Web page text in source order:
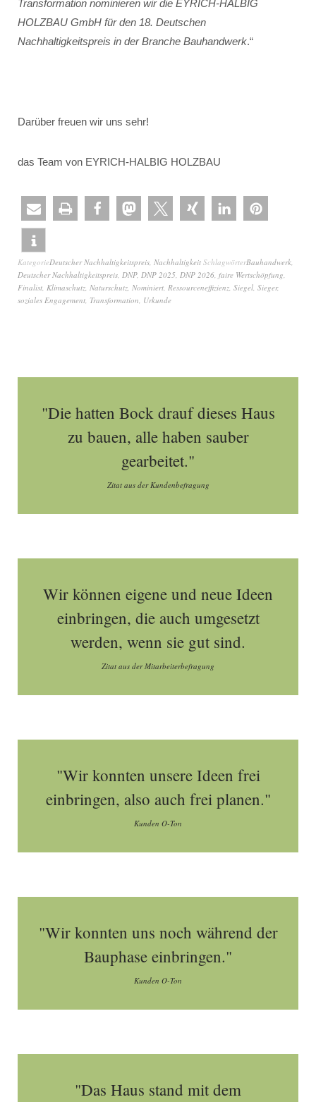
Transformation nominieren wir die EYRICH-HALBIG
HOLZBAU GmbH für den 18. Deutschen
Nachhaltigkeitspreis in der Branche Bauhandwerk.“
Darüber freuen wir uns sehr!
das Team von EYRICH-HALBIG HOLZBAU
KategorieDeutscher Nachhaltigkeitspreis, Nachhaltigkeit SchlagwörterBauhandwerk,
Deutscher Nachhaltigkeitspreis, DNP, DNP 2025, DNP 2026, faire Wertschöpfung,
Finalist, Klimaschutz, Naturschutz, Nominiert, Ressourceneffizienz, Siegel, Sieger,
soziales Engagement, Transformation, Urkunde
"Die hatten Bock drauf dieses Haus
zu bauen, alle haben sauber
gearbeitet."
Zitat aus der Kundenbefragung
Wir können eigene und neue Ideen
einbringen, die auch umgesetzt
werden, wenn sie gut sind.
Zitat aus der Mitarbeiterbefragung
"Wir konnten unsere Ideen frei
einbringen, also auch frei planen."
Kunden O-Ton
"Wir konnten uns noch während der
Bauphase einbringen."
Kunden O-Ton
"Das Haus stand mit dem